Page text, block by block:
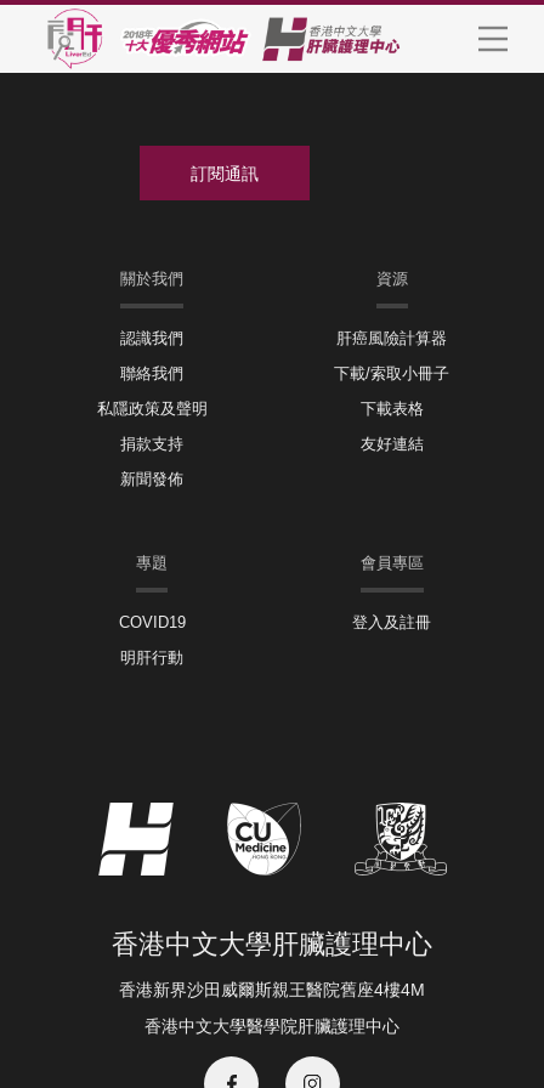
關於我們
認識我們
聯絡我們
私隱政策及聲明
捐款支持
新聞發佈
資源
肝癌風險計算器
下載/索取小冊子
下載表格
友好連結
專題
COVID19
明肝行動
會員專區
登入及註冊
香港中文大學肝臟護理中心
香港新界沙田威爾斯親王醫院舊座4樓4M
香港中文大學醫學院肝臟護理中心